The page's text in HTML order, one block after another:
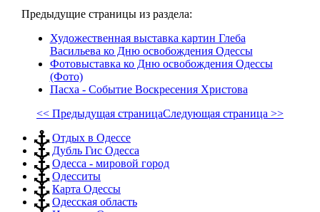
Предыдущие страницы из раздела:
Художественная выставка картин Глеба
Васильева ко Дню освобождения Одессы
Фотовыставка ко Дню освобождения Одессы
(Фото)
Пасха - Событие Воскресения Христова
<< Предыдущая страницаСледующая страница >>
Отдых в Одессе
Дубль Гис Одесса
Одесса - мировой город
Одесситы
Карта Одессы
Одесская область